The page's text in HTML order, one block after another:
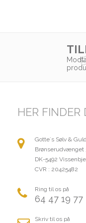
HER FINDER
Gotte´s Sølv & Guld
Brønserudvænget
DK-5492
CVR : 20425482
Ring til os på
64 47 19 77
Skriv til os på